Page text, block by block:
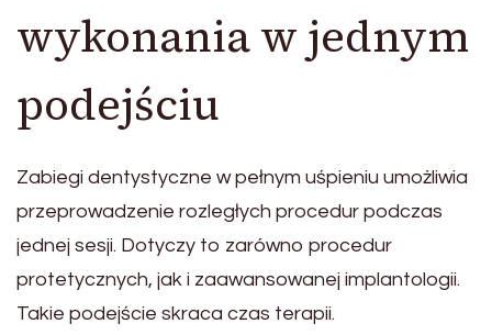
wykonania w jednym
podejściu
Zabiegi dentystyczne w pełnym uśpieniu umożliwia
przeprowadzenie rozległych procedur podczas
jednej sesji. Dotyczy to zarówno procedur
protetycznych, jak i zaawansowanej implantologii.
Takie podejście skraca czas terapii.